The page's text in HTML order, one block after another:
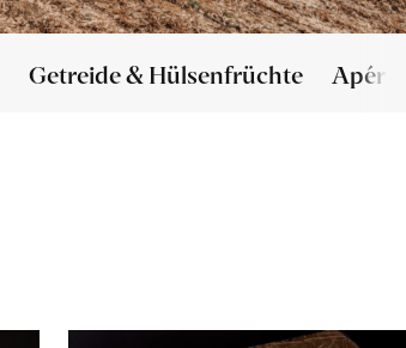
Getreide & Hülsenfrüchte Apéro